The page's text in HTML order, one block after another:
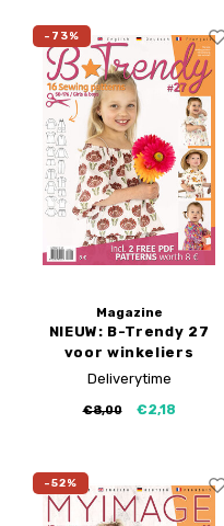
-73%
Magazine
NIEUW: B-Trendy 27
voor winkeliers
Deliverytime
€8,00 €2,18
-52%